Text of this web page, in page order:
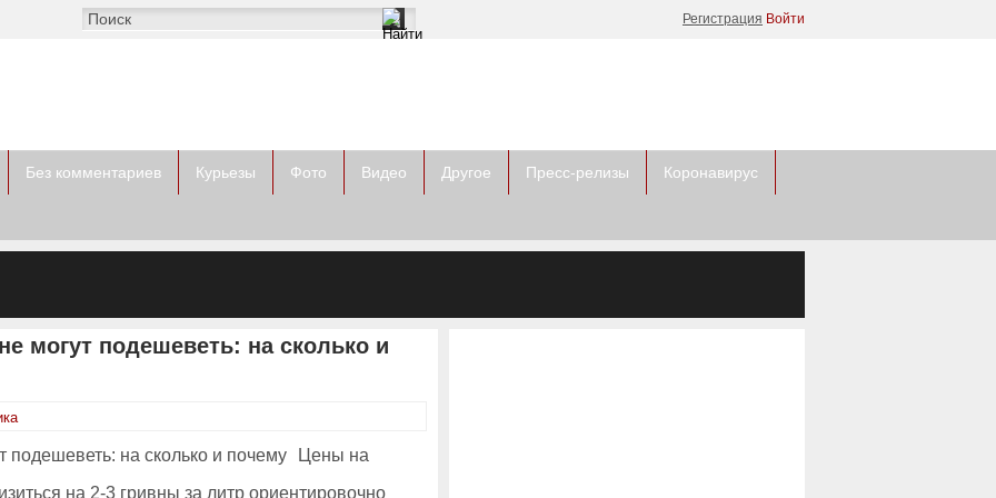
Регистрация Войти
Без комментариев Курьезы Фото Видео Другое Пресс-релизы Коронавирус
могут подешеветь: на сколько и
Цены на
на 2-3 гривны за литр ориентировочно